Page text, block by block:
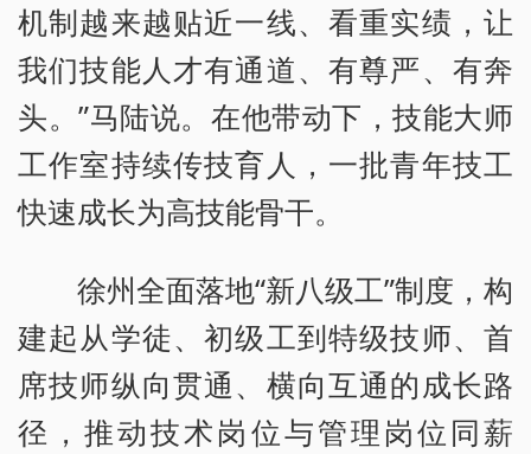
机制越来越贴近一线、看重实绩，让
我们技能人才有通道、有尊严、有奔
头。”马陆说。在他带动下，技能大师
工作室持续传技育人，一批青年技工
快速成长为高技能骨干。
徐州全面落地“新八级工”制度，构
建起从学徒、初级工到特级技师、首
席技师纵向贯通、横向互通的成长路
径，推动技术岗位与管理岗位同薪